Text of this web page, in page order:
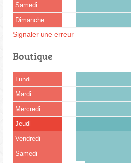
Samedi
Dimanche
Signaler une erreur
Boutique
Lundi
Mardi
Mercredi
Jeudi
Vendredi
Samedi